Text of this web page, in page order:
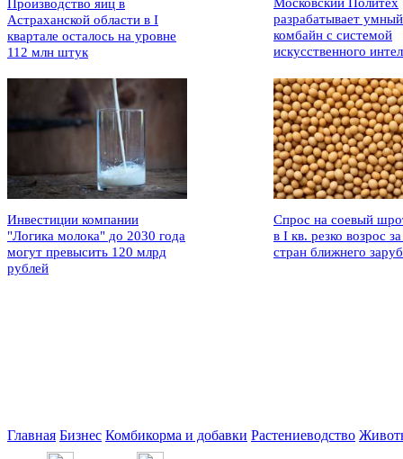
Производство яиц в
Астраханской области в I
квартале осталось на уровне
112 млн штук
разрабатывает умный
комбайн с системой
искусственного
Инвестиции компании
"Логика молока" до 2030 года
могут превысить 120 млрд
рублей
Спрос на соевый
в I кв. резко возрос
стран ближнего
Главная Бизнес Комбикорма и добавки Растениеводство